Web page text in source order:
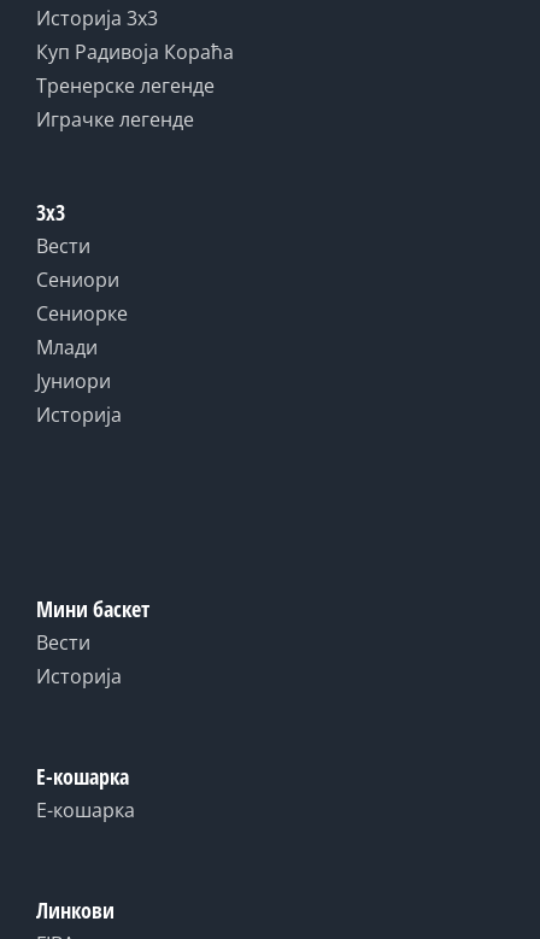
Историја 3x3
Куп Радивоја Кораћа
Тренерске легенде
Играчке легенде
3x3
Вести
Сениори
Сениорке
Млади
Јуниори
Историја
Мини баскет
Вести
Историја
Е-кошарка
Е-кошарка
Линкови